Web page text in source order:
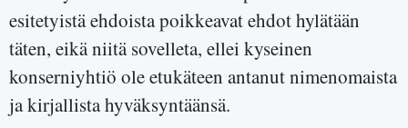
esitetyistä ehdoista poikkeavat ehdot hylätään
täten, eikä niitä sovelleta, ellei kyseinen
konserniyhtiö ole etukäteen antanut nimenomaista
ja kirjallista hyväksyntäänsä.